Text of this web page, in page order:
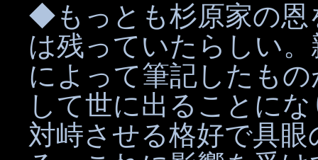
◆もっとも杉原家の恩
は残っていたらしい
によって筆記したも
して世に出ることに
対峙させる格好で具